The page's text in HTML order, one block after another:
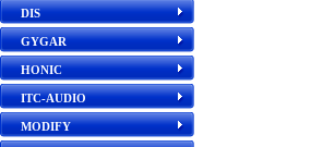
DIS
GYGAR
HONIC
ITC-AUDIO
MODIFY